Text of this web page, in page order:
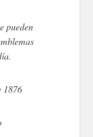
pueden
1876